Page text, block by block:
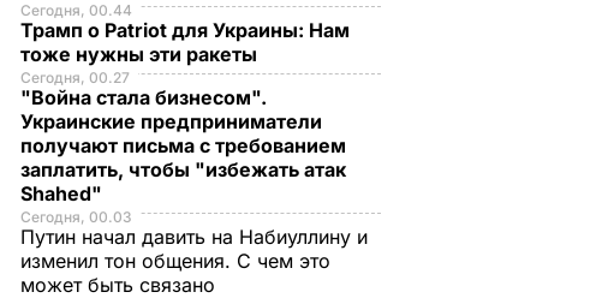
Сегодня, 00.44
Трамп о Patriot для Украины: Нам
тоже нужны эти ракеты
Сегодня, 00.27
"Война стала бизнесом".
Украинские предприниматели
получают письма с требованием
заплатить, чтобы "избежать атак
Shahed"
Сегодня, 00.03
Путин начал давить на Набиуллину и
изменил тон общения. С чем это
может быть связано